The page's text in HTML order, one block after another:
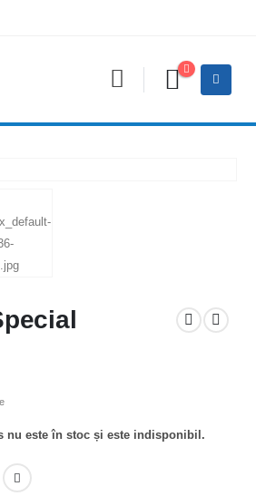
nu este în stoc și este indisponibil.